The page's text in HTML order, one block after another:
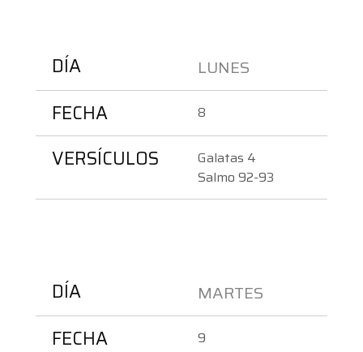
DÍA LUNES
FECHA 8
VERSÍCULOS
Galatas 4
Salmo 92-93
DÍA MARTES
FECHA 9